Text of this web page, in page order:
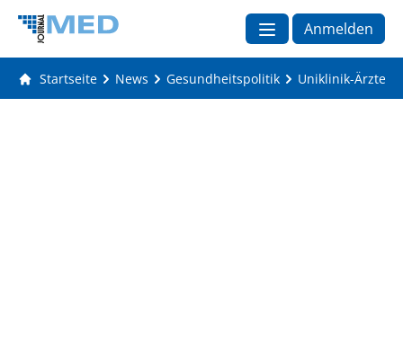
Anmelden
Startseite News Gesundheitspolitik Uniklinik-Ärzte